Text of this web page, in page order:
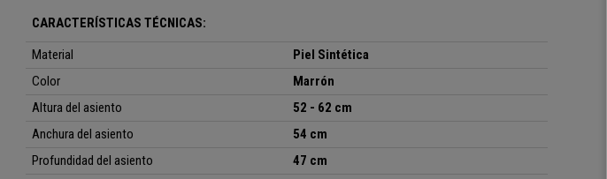
CARACTERÍSTICAS TÉCNICAS:
Material
Piel Sintética
Color
Marrón
Altura del asiento
52 - 62 cm
Anchura del asiento
54 cm
Profundidad del asiento
47 cm